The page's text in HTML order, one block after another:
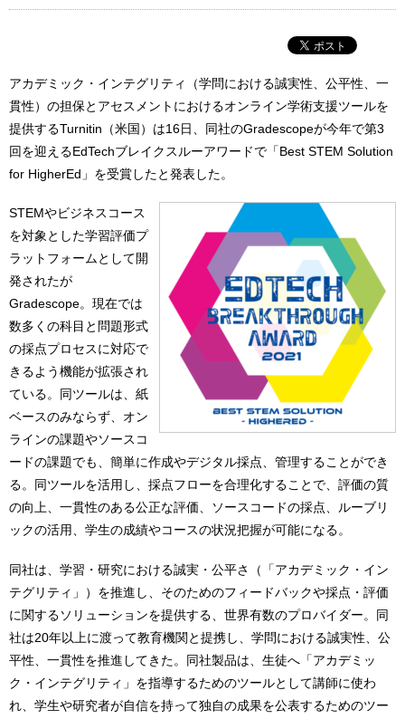
アカデミック・インテグリティ（学問における誠実性、公平性、一
貫性）の担保とアセスメントにおけるオンライン学術支援ツールを
提供するTurnitin（米国）は16日、同社のGradescopeが今年で第3
回を迎えるEdTechブレイクスルーアワードで「Best STEM Solution
for HigherEd」を受賞したと発表した。
STEMやビジネスコース
を対象とした学習評価プ
ラットフォームとして開
発されたが
Gradescope。現在では
数多くの科目と問題形式
の採点プロセスに対応で
きるよう機能が拡張され
ている。同ツールは、紙
ベースのみならず、オン
ラインの課題やソースコ
ードの課題でも、簡単に作成やデジタル採点、管理することができ
る。同ツールを活用し、採点フローを合理化することで、評価の質
の向上、一貫性のある公正な評価、ソースコードの採点、ルーブリ
ックの活用、学生の成績やコースの状況把握が可能になる。
同社は、学習・研究における誠実・公平さ（「アカデミック・イン
テグリティ」）を推進し、そのためのフィードバックや採点・評価
に関するソリューションを提供する、世界有数のプロバイダー。同
社は20年以上に渡って教育機関と提携し、学問における誠実性、公
平性、一貫性を推進してきた。同社製品は、生徒へ「アカデミッ
ク・インテグリティ」を指導するためのツールとして講師に使わ
れ、学生や研究者が自信を持って独自の成果を公表するためのツー